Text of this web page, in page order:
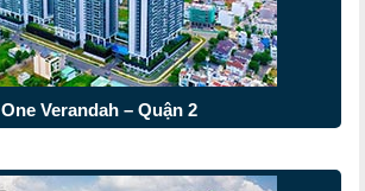
One Verandah – Quận 2